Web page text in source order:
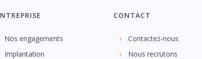
Nos engagements
Implantation
CONTACT
Contactez-nous
Nous recrutons